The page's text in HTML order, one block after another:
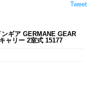
Tweet
ギア GERMANE GEAR
ャリー 2室式 15177